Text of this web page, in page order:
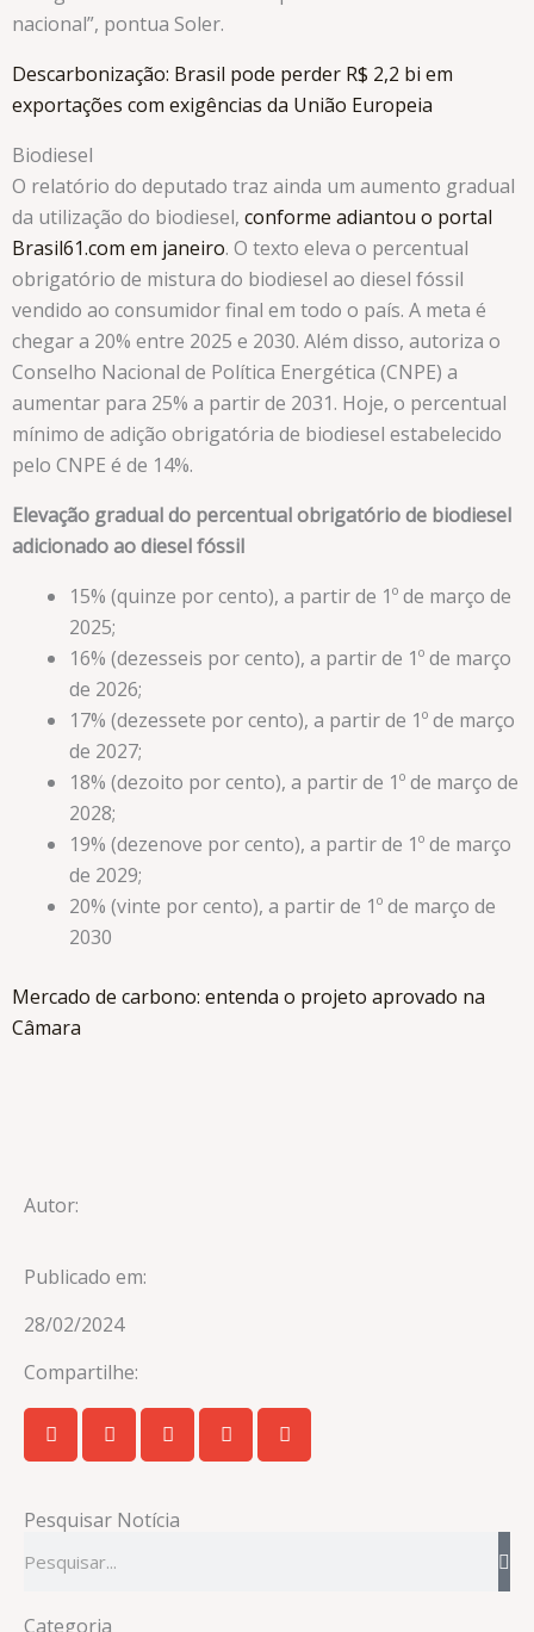
nacional”, pontua Soler.
Descarbonização: Brasil pode perder R$ 2,2 bi em
exportações com exigências da União Europeia
Biodiesel
O relatório do deputado traz ainda um aumento gradual
da utilização do biodiesel, conforme adiantou o portal
Brasil61.com em janeiro. O texto eleva o percentual
obrigatório de mistura do biodiesel ao diesel fóssil
vendido ao consumidor final em todo o país. A meta é
chegar a 20% entre 2025 e 2030. Além disso, autoriza o
Conselho Nacional de Política Energética (CNPE) a
aumentar para 25% a partir de 2031. Hoje, o percentual
mínimo de adição obrigatória de biodiesel estabelecido
pelo CNPE é de 14%.
Elevação gradual do percentual obrigatório de biodiesel
adicionado ao diesel fóssil
15% (quinze por cento), a partir de 1º de março de
2025;
16% (dezesseis por cento), a partir de 1º de março
de 2026;
17% (dezessete por cento), a partir de 1º de março
de 2027;
18% (dezoito por cento), a partir de 1º de março de
2028;
19% (dezenove por cento), a partir de 1º de março
de 2029;
20% (vinte por cento), a partir de 1º de março de
2030
Mercado de carbono: entenda o projeto aprovado na
Câmara
Autor:
Publicado em:
28/02/2024
Compartilhe:
Pesquisar Notícia
Categoria